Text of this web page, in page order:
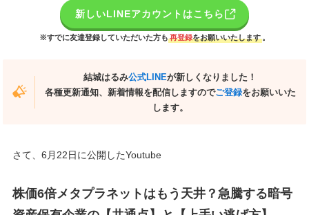
新しいLINEアカウントはこちら
※すでに友達登録していただいた方も 再登録をお願いいたします 。
結城はるみ公式LINEが新しくなりました！
各種更新通知、新着情報を配信しますのでご登録をお願いいた
します。
さて、6月22日に公開したYoutube
株価6倍メタプラネットはもう天井？急騰する暗号